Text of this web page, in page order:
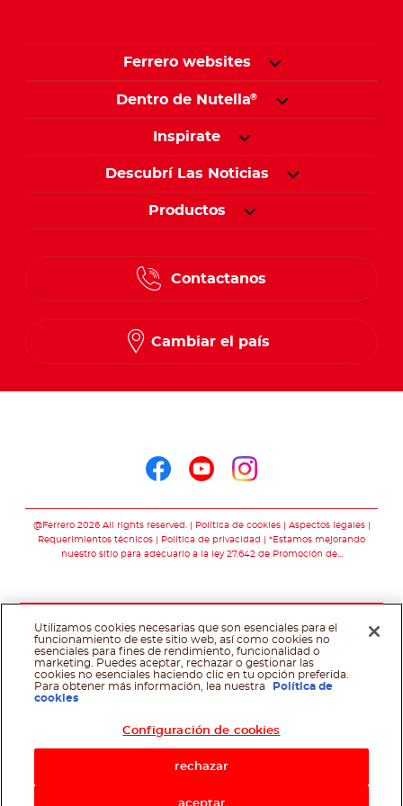
Ferrero websites
Dentro de Nutella®
Inspirate
Descubrí Las Noticias
Productos
Contactanos
Cambiar el país
@Ferrero 2026 All rights reserved. Política de cookies
Aspectos legales
Requerimientos técnicos
Política de privacidad
*Estamos mejorando
nuestro sitio para adecuarlo a la ley 27.642 de Promoción de…
Utilizamos cookies necesarias que son esenciales para el
funcionamiento de este sitio web, así como cookies no
esenciales para fines de rendimiento, funcionalidad o
marketing. Puedes aceptar, rechazar o gestionar las
cookies no esenciales haciendo clic en tu opción preferida.
Para obtener más información, lea nuestra
Política de
cookies
Configuración de cookies
rechazar